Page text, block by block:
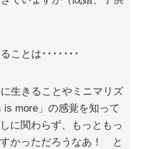
ことは･･･････
生きることやミニマリズ
more」の感覚を知って
に関わらず、もっともっ
かっただろうなあ！ と